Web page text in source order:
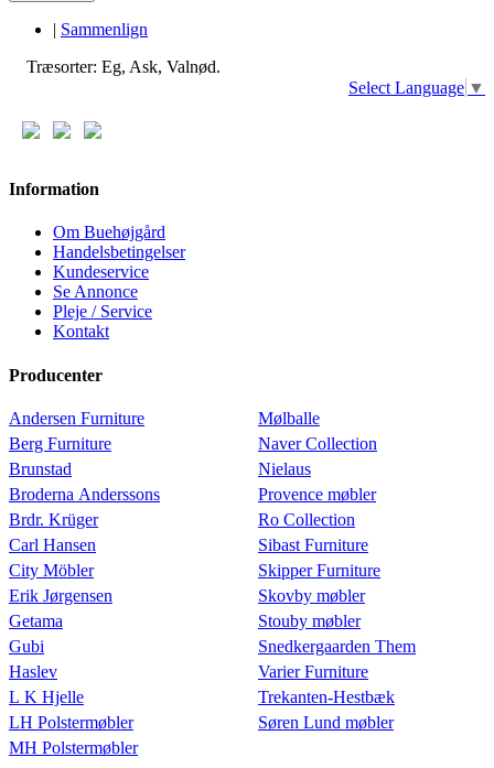
| Sammenlign
Træsorter: Eg, Ask, Valnød.
Select Language ▼
Information
Om Buehøjgård
Handelsbetingelser
Kundeservice
Se Annonce
Pleje / Service
Kontakt
Producenter
Andersen Furniture
Berg Furniture
Brunstad
Broderna Anderssons
Brdr. Krüger
Carl Hansen
City Möbler
Erik Jørgensen
Getama
Gubi
Haslev
L K Hjelle
LH Polstermøbler
MH Polstermøbler
Mølballe
Naver Collection
Nielaus
Provence møbler
Ro Collection
Sibast Furniture
Skipper Furniture
Skovby møbler
Stouby møbler
Snedkergaarden Them
Varier Furniture
Trekanten-Hestbæk
Søren Lund møbler